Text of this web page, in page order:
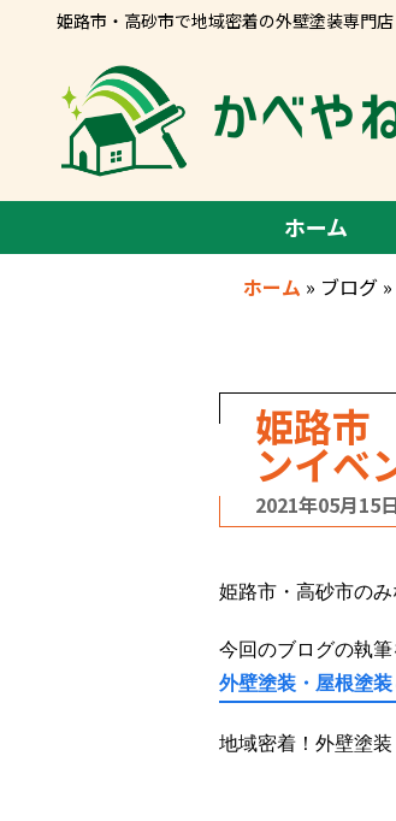
姫路市・高砂市で地域密着の外壁塗装専門店
ホーム
ホーム » ブログ »
姫路市
ンイベ
2021年05月15
姫路市・高砂市のみ
今回のブログの執筆
外壁塗装・屋根塗
地域密着！外壁塗